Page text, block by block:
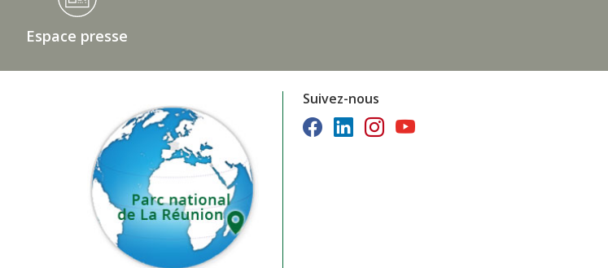
Espace presse
Suivez-nous